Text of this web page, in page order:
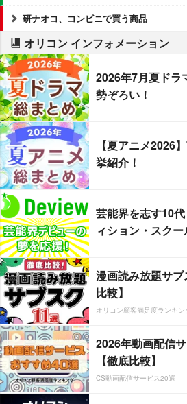
研ナオコ、コンビニで買う商品
オリコン インフォメーション
2026年7月夏ドラ
勢ぞろい！
【夏アニメ2026
挙紹介！
芸能界を志す10
ィション・スク
漫画読み放題サ
比較】
オリコン顧客満足度ランキン
2026年動画配信
【徹底比較】
CS動画配信サービス20選